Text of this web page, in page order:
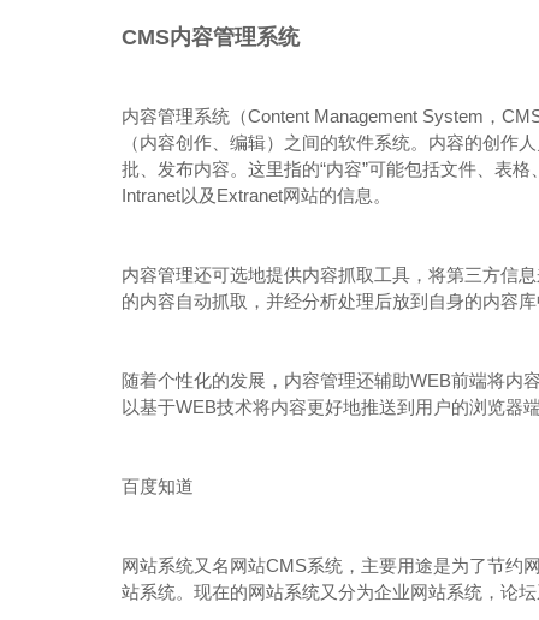
CMS内容管理系统
内容管理系统（Content Management System，
（内容创作、编辑）之间的软件系统。内容的创作
批、发布内容。这里指的“内容”可能包括文件、表
Intranet以及Extranet网站的信息。
内容管理还可选地提供内容抓取工具，将第三方信
的内容自动抓取，并经分析处理后放到自身的内容
随着个性化的发展，内容管理还辅助WEB前端将内
以基于WEB技术将内容更好地推送到用户的浏览器
百度知道
网站系统又名网站CMS系统，主要用途是为了节约
站系统。现在的网站系统又分为企业网站系统，论